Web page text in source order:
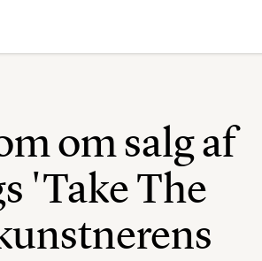
om salg af
'Take The